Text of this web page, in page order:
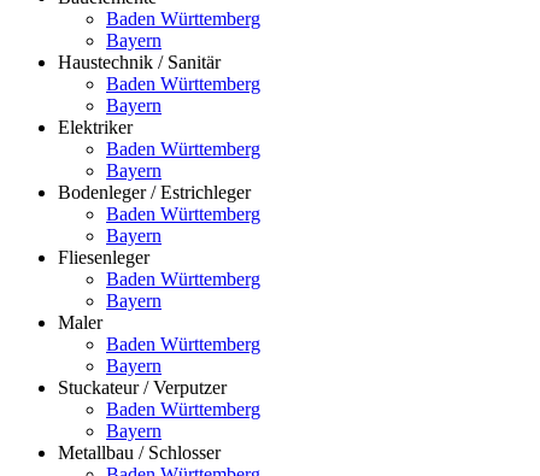
Baden Württemberg
Bayern
Haustechnik / Sanitär
Baden Württemberg
Bayern
Elektriker
Baden Württemberg
Bayern
Bodenleger / Estrichleger
Baden Württemberg
Bayern
Fliesenleger
Baden Württemberg
Bayern
Maler
Baden Württemberg
Bayern
Stuckateur / Verputzer
Baden Württemberg
Bayern
Metallbau / Schlosser